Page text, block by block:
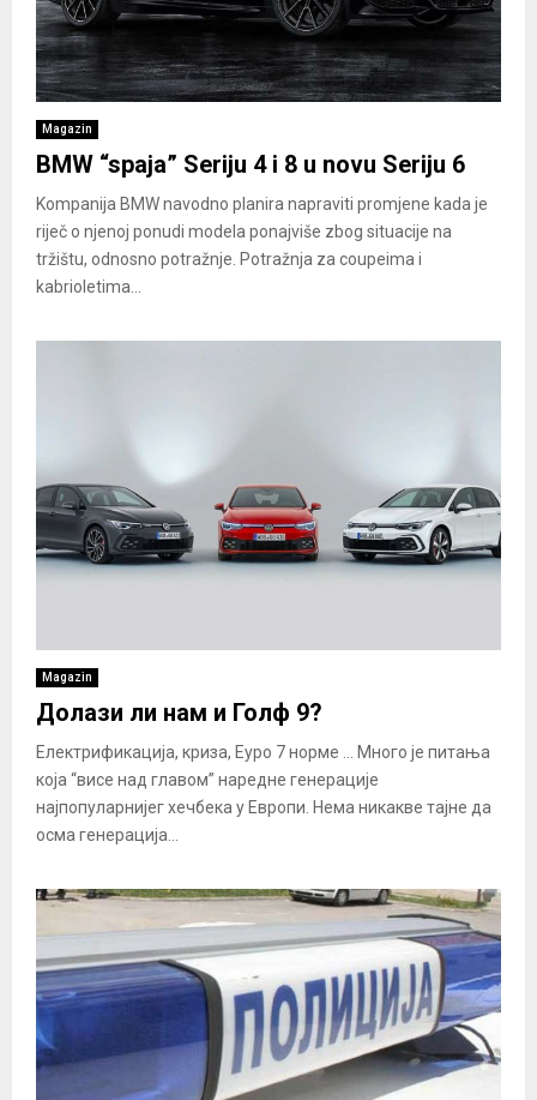
Magazin
BMW “spaja” Seriju 4 i 8 u novu Seriju 6
Kompanija BMW navodno planira napraviti promjene kada je
riječ o njenoj ponudi modela ponajviše zbog situacije na
tržištu, odnosno potražnje. Potražnja za coupeima i
kabrioletima...
Magazin
Долази ли нам и Голф 9?
Електрификација, криза, Еуро 7 норме … Много је питања
која “висе над главом” наредне генерације
најпопуларнијег хечбека у Европи. Нема никакве тајне да
осма генерација...